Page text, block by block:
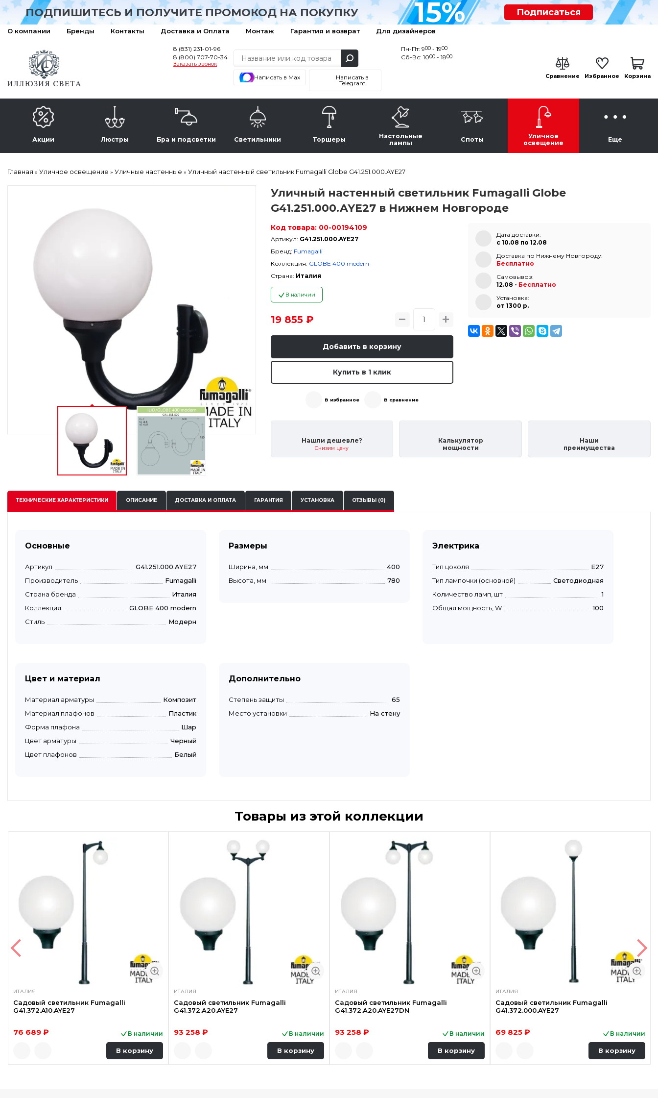
ПОДПИШИТЕСЬ И ПОЛУЧИТЕ ПРОМОКОД НА ПОКУПКУ 15% Подписаться
О компании Бренды Контакты Доставка и Оплата Монтаж Гарантия и возврат Для дизайнеров
8 (831) 231-01-96
8 (800) 707-70-34
Заказать звонок
Написать в Max
Написать в
Telegram
Пн-Пт: 900 - 1900
Сб-Вс: 1000 - 1800
Сравнение Избранное Корзина
Акции Люстры Бра и подсветки Светильники Торшеры
Настольные
лампы
Споты
Уличное
освещение
Еще
Главная » Уличное освещение » Уличные настенные » Уличный настенный светильник Fumagalli Globe G41.251.000.AYE27
Уличный настенный светильник Fumagalli Globe
G41.251.000.AYE27 в Нижнем Новгороде
Код товара: 00-00194109
Артикул: G41.251.000.AYE27
Бренд: Fumagalli
Коллекция: GLOBE 400 modern
Страна: Италия
В наличии
19 855 ₽
Добавить в корзину
Купить в 1 клик
В избранное В сравнение
Дата доставки:
с 10.08 по 12.08
Доставка по Нижнему Новгороду:
Бесплатно
Самовывоз:
12.08 - Бесплатно
Установка:
от 1300 p.
Нашли дешевле?
Снизим цену
Калькулятор
мощности
Наши
преимущества
ТЕХНИЧЕСКИЕХАРАКТЕРИСТИКИ ОПИСАНИЕ ДОСТАВКА И ОПЛАТА ГАРАНТИЯ УСТАНОВКА ОТЗЫВЫ (0)
Основные
Артикул
G41.251.000.AYE27
Производитель
Fumagalli
Страна бренда
Италия
Коллекция
GLOBE 400 modern
Стиль
Модерн
Размеры
Ширина, мм
400
Высота, мм
780
Электрика
Тип цоколя
E27
Тип лампочки (основной)
Светодиодная
Количество ламп, шт
1
Общая мощность, W
100
Цвет и материал
Материал арматуры
Композит
Материал плафонов
Пластик
Форма плафона
Шар
Цвет арматуры
Черный
Цвет плафонов
Белый
Дополнительно
Степень защиты
65
Место установки
На стену
Товары из этой коллекции
ИТАЛИЯ
Садовый светильник Fumagalli
G41.372.A10.AYE27
76 689 ₽ В наличии
В корзину
ИТАЛИЯ
Садовый светильник Fumagalli
G41.372.A20.AYE27
93 258 ₽ В наличии
В корзину
ИТАЛИЯ
Садовый светильник Fumagalli
G41.372.A20.AYE27DN
93 258 ₽ В наличии
В корзину
ИТАЛИЯ
Садовый светильник Fumagalli
G41.372.000.AYE27
69 825 ₽ В наличии
В корзину